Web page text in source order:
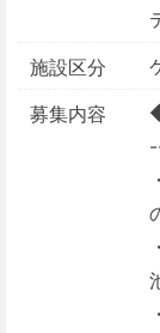
施設区分
募集内容